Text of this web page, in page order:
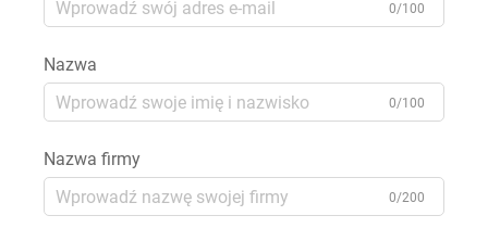
0/100
Nazwa
0/100
Nazwa firmy
0/200